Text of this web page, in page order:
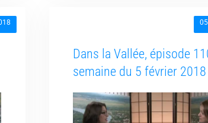
Dans la Vallée, épisode
semaine du 5 février 2018